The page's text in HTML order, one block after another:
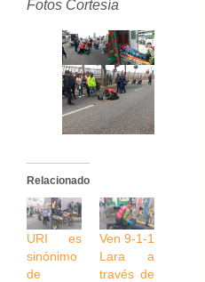
Fotos Cortesía
Relacionado
URI es
sinónimo
de
Ven 9-1-1
Lara a
través de